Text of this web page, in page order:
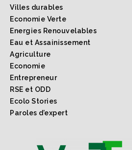
Villes durables
Economie Verte
Energies Renouvelables
Eau et Assainissement
Agriculture
Economie
Entrepreneur
RSE et ODD
Ecolo Stories
Paroles d’expert